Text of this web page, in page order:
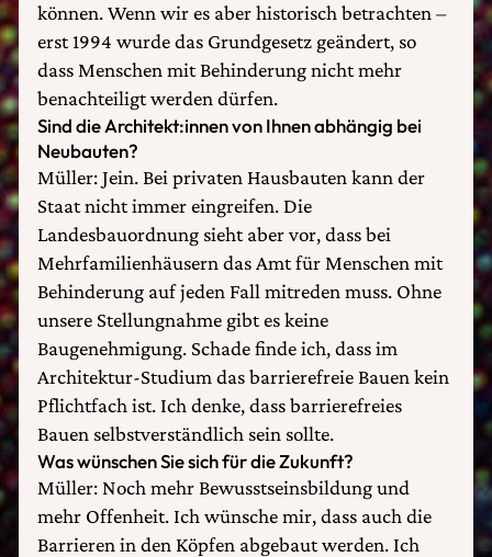
können. Wenn wir es aber historisch betrachten –
erst 1994 wurde das Grundgesetz geändert, so
dass Menschen mit Behinderung nicht mehr
benachteiligt werden dürfen.
Sind die Architekt:innen von Ihnen abhängig bei
Neubauten?
Müller: Jein. Bei privaten Hausbauten kann der
Staat nicht immer eingreifen. Die
Landesbauordnung sieht aber vor, dass bei
Mehrfamilienhäusern das Amt für Menschen mit
Behinderung auf jeden Fall mitreden muss. Ohne
unsere Stellungnahme gibt es keine
Baugenehmigung. Schade finde ich, dass im
Architektur-Studium das barrierefreie Bauen kein
Pflichtfach ist. Ich denke, dass barrierefreies
Bauen selbstverständlich sein sollte.
Was wünschen Sie sich für die Zukunft?
Müller: Noch mehr Bewusstseinsbildung und
mehr Offenheit. Ich wünsche mir, dass auch die
Barrieren in den Köpfen abgebaut werden. Ich